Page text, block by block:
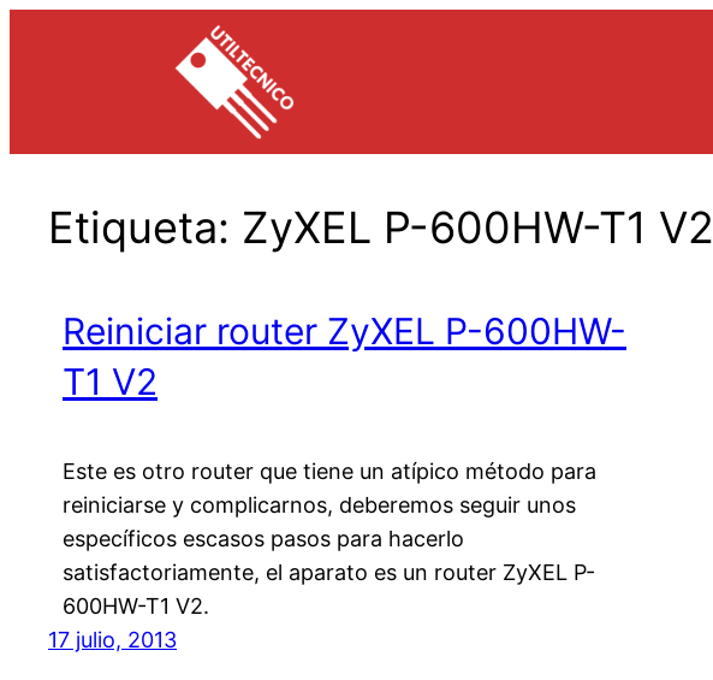
Etiqueta: ZyXEL P-600HW-T1 V2
Reiniciar router ZyXEL P-600HW-
T1 V2
Este es otro router que tiene un atípico método para
reiniciarse y complicarnos, deberemos seguir unos
específicos escasos pasos para hacerlo
satisfactoriamente, el aparato es un router ZyXEL P-
600HW-T1 V2.
17 julio, 2013